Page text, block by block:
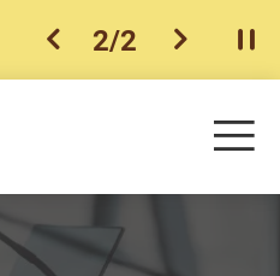
上一个
2/2 下一个开
目